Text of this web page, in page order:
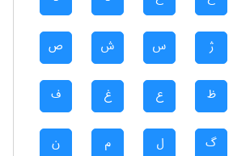
ژ س ش ص
ظ ع غ ف
گ ل م ن